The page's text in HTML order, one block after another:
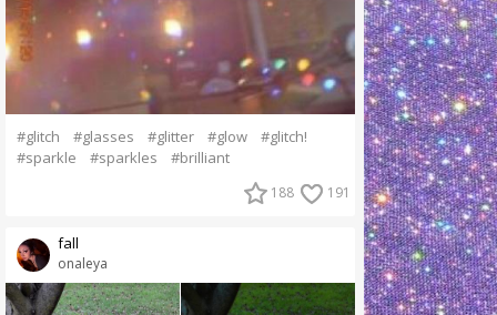
#glitch #glasses #glitter #glow
#glitch!
#sparkle
#sparkles #brilliant
188 191
onaleya
fall